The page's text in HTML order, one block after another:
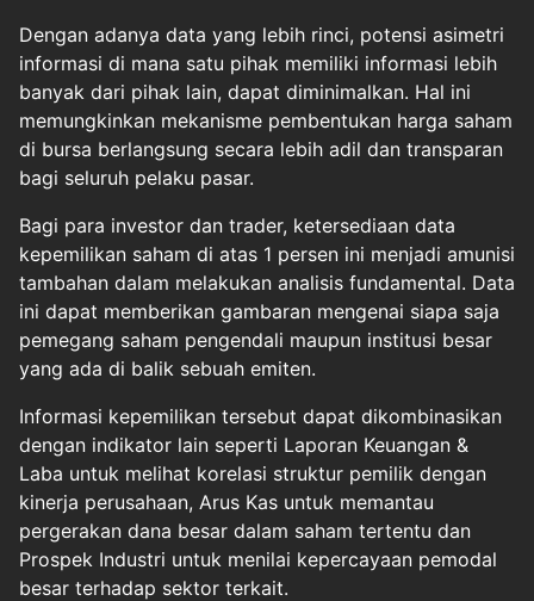
Dengan adanya data yang lebih rinci, potensi asimetri
informasi di mana satu pihak memiliki informasi lebih
banyak dari pihak lain, dapat diminimalkan. Hal ini
memungkinkan mekanisme pembentukan harga saham
di bursa berlangsung secara lebih adil dan transparan
bagi seluruh pelaku pasar.
Bagi para investor dan trader, ketersediaan data
kepemilikan saham di atas 1 persen ini menjadi amunisi
tambahan dalam melakukan analisis fundamental. Data
ini dapat memberikan gambaran mengenai siapa saja
pemegang saham pengendali maupun institusi besar
yang ada di balik sebuah emiten.
Informasi kepemilikan tersebut dapat dikombinasikan
dengan indikator lain seperti Laporan Keuangan &
Laba untuk melihat korelasi struktur pemilik dengan
kinerja perusahaan, Arus Kas untuk memantau
pergerakan dana besar dalam saham tertentu dan
Prospek Industri untuk menilai kepercayaan pemodal
besar terhadap sektor terkait.